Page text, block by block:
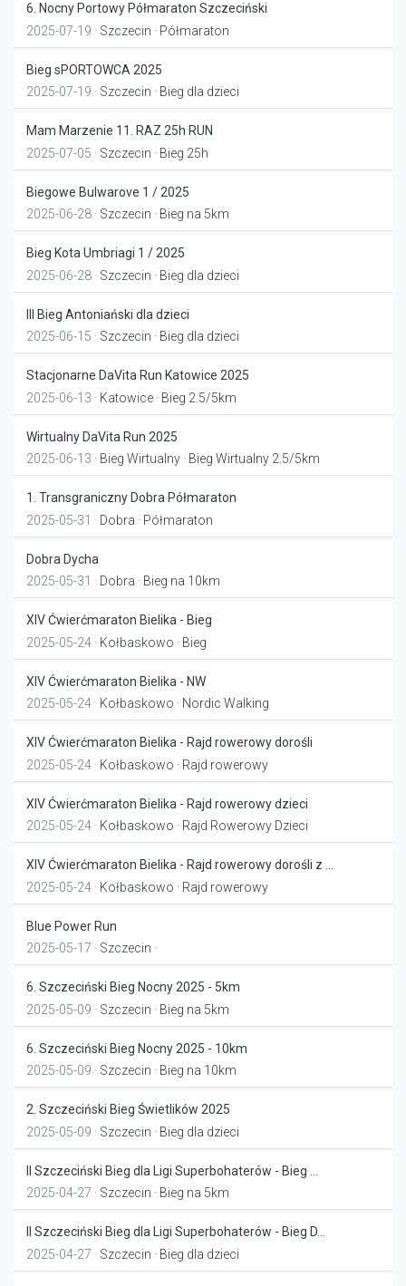
6. Nocny Portowy Półmaraton Szczeciński
2025-07-19 · Szczecin · Półmaraton
Bieg sPORTOWCA 2025
2025-07-19 · Szczecin · Bieg dla dzieci
Mam Marzenie 11. RAZ 25h RUN
2025-07-05 · Szczecin · Bieg 25h
Biegowe Bulwarove 1 / 2025
2025-06-28 · Szczecin · Bieg na 5km
Bieg Kota Umbriagi 1 / 2025
2025-06-28 · Szczecin · Bieg dla dzieci
III Bieg Antoniański dla dzieci
2025-06-15 · Szczecin · Bieg dla dzieci
Stacjonarne DaVita Run Katowice 2025
2025-06-13 · Katowice · Bieg 2.5/5km
Wirtualny DaVita Run 2025
2025-06-13 · Bieg Wirtualny · Bieg Wirtualny 2.5/5km
1. Transgraniczny Dobra Półmaraton
2025-05-31 · Dobra · Półmaraton
Dobra Dycha
2025-05-31 · Dobra · Bieg na 10km
XIV Ćwierćmaraton Bielika - Bieg
2025-05-24 · Kołbaskowo · Bieg
XIV Ćwierćmaraton Bielika - NW
2025-05-24 · Kołbaskowo · Nordic Walking
XIV Ćwierćmaraton Bielika - Rajd rowerowy dorośli
2025-05-24 · Kołbaskowo · Rajd rowerowy
XIV Ćwierćmaraton Bielika - Rajd rowerowy dzieci
2025-05-24 · Kołbaskowo · Rajd Rowerowy Dzieci
XIV Ćwierćmaraton Bielika - Rajd rowerowy dorośli z ...
2025-05-24 · Kołbaskowo · Rajd rowerowy
Blue Power Run
2025-05-17 · Szczecin ·
6. Szczeciński Bieg Nocny 2025 - 5km
2025-05-09 · Szczecin · Bieg na 5km
6. Szczeciński Bieg Nocny 2025 - 10km
2025-05-09 · Szczecin · Bieg na 10km
2. Szczeciński Bieg Świetlików 2025
2025-05-09 · Szczecin · Bieg dla dzieci
II Szczeciński Bieg dla Ligi Superbohaterów - Bieg ...
2025-04-27 · Szczecin · Bieg na 5km
II Szczeciński Bieg dla Ligi Superbohaterów - Bieg D...
2025-04-27 · Szczecin · Bieg dla dzieci